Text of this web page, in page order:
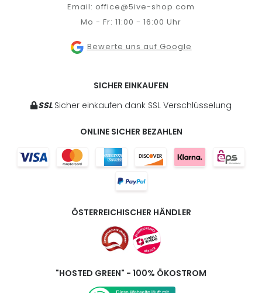
Email: office@5ive-shop.com
Mo - Fr: 11:00 - 16:00 Uhr
Bewerte uns auf Google
SICHER EINKAUFEN
SSL Sicher einkaufen dank SSL Verschlüsselung
ONLINE SICHER BEZAHLEN
ÖSTERREICHISCHER HÄNDLER
"HOSTED GREEN" - 100% ÖKOSTROM